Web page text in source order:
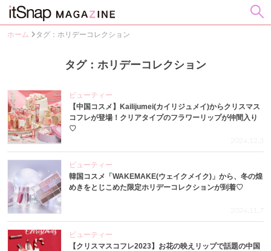
ホーム タグ：ホリデーコレクション
タグ：ホリデーコレクション
ビューティー
【中国コスメ】Kailijumei(カイリジュメイ)からクリスマス
コフレが登場！クリアタイプのフラワーリップが仲間入り
♡
2024.12.3
ビューティー
韓国コスメ「WAKEMAKE(ウェイクメイク)」から、冬の煌
めきをとじこめた限定ホリデーコレクションが到着♡
2024.11.7
ビューティー
【クリスマスコフレ2023】お花の映えリップで話題の中国